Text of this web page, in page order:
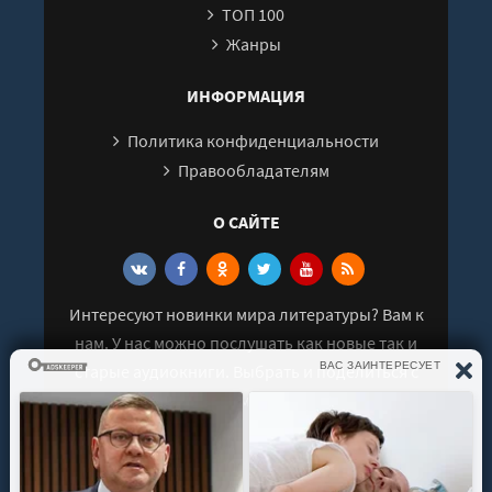
ТОП 100
Жанры
ИНФОРМАЦИЯ
Политика конфиденциальности
Правообладателям
О САЙТЕ
Интересуют новинки мира литературы? Вам к
нам. У нас можно послушать как новые так и
старые аудиокниги. Выбрать и поделиться с
друзьями лучшими аудиокнигами!